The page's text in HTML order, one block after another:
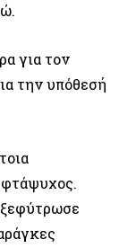
για τον
την υπόθεσή